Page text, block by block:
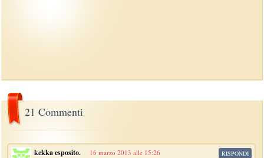
21 Commenti
kekka esposito. 16 marzo 2013 alle 15:26 RISPONDI